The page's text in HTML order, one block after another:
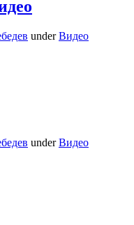
underВидео
underВидео